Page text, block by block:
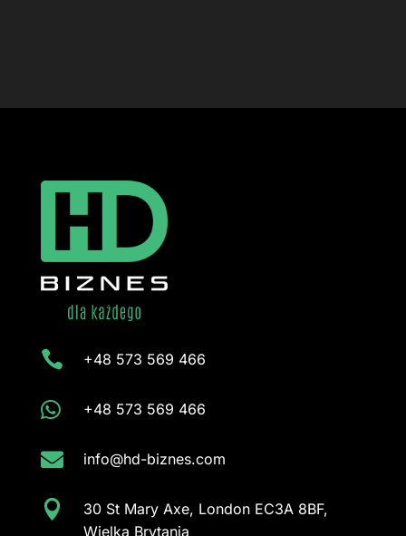
 +48 573 569 466
 +48 573 569 466
 info@hd-biznes.com

30 St Mary Axe, London EC3A 8BF,
Wielka Brytania